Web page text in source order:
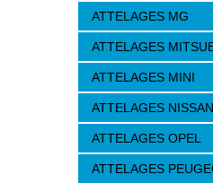
ATTELAGES MG
ATTELAGES
ATTELAGES MINI
ATTELAGES NISSAN
ATTELAGES OPEL
ATTELAGES